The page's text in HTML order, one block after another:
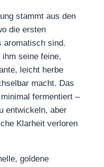
stammt aus den
die ersten
aromatisch sind.
seine feine,
leicht herbe
macht. Das
fermentiert –
entwickeln, aber
Klarheit verloren
goldene